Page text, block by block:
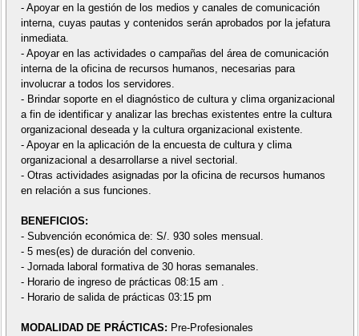
- Apoyar en la gestión de los medios y canales de comunicación
interna, cuyas pautas y contenidos serán aprobados por la jefatura
inmediata.
- Apoyar en las actividades o campañas del área de comunicación
interna de la oficina de recursos humanos, necesarias para
involucrar a todos los servidores.
- Brindar soporte en el diagnóstico de cultura y clima organizacional
a fin de identificar y analizar las brechas existentes entre la cultura
organizacional deseada y la cultura organizacional existente.
- Apoyar en la aplicación de la encuesta de cultura y clima
organizacional a desarrollarse a nivel sectorial.
- Otras actividades asignadas por la oficina de recursos humanos
en relación a sus funciones.
BENEFICIOS:
- Subvención económica de: S/. 930 soles mensual.
- 5 mes(es) de duración del convenio.
- Jornada laboral formativa de 30 horas semanales.
- Horario de ingreso de prácticas 08:15 am .
- Horario de salida de prácticas 03:15 pm
MODALIDAD DE PRÁCTICAS: Pre-Profesionales